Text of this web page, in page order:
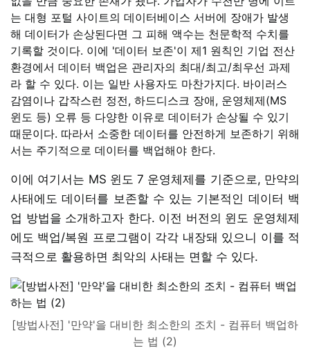
는 대형 포털 사이트의 데이터베이스 서버에 장애가 발생
해 데이터가 손상된다면 그 피해 액수는 천문학적 수치를
기록할 것이다. 이에 '데이터 보존'이 제1 원칙인 기업 전산
환경에서 데이터 백업은 관리자의 최대/최고/최우선 과제
라 할 수 있다. 이는 일반 사용자도 마찬가지다. 바이러스
감염이나 갑작스런 정전, 하드디스크 장애, 운영체제(MS
윈도 등) 오류 등 다양한 이유로 데이터가 손상될 수 있기
때문이다. 따라서 소중한 데이터를 안전하게 보존하기 위해
서는 주기적으로 데이터를 백업해야 한다.
이에 여기서는 MS 윈도 7 운영체제를 기준으로, 만약의
사태에도 데이터를 보존할 수 있는 기본적인 데이터 백
업 방법을 소개하고자 한다. 이전 버전의 윈도 운영체제
에도 백업/복원 프로그램이 각각 내장돼 있으니 이를 적
극적으로 활용하면 최악의 사태는 면할 수 있다.
[방법사전] '만약'을 대비한 최소한의 조치 - 컴퓨터 백업하
는 법 (2)